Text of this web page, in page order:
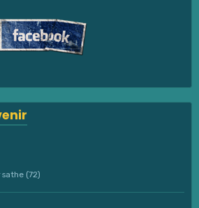
(72)